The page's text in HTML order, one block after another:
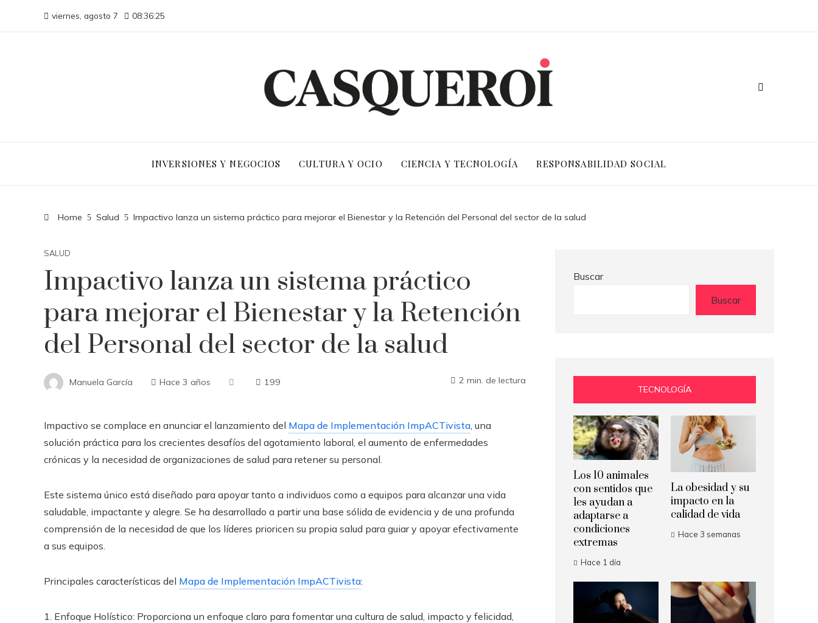
viernes, agosto 7 08:36:26
INVERSIONES Y NEGOCIOS CULTURA Y OCIO CIENCIA Y TECNOLOGÍA RESPONSABILIDAD SOCIAL
Home Salud Impactivo lanza un sistema práctico para mejorar el Bienestar y la Retención del Personal del sector de la salud
SALUD
Impactivo lanza un sistema práctico
para mejorar el Bienestar y la Retención
del Personal del sector de la salud
Manuela García Hace 3 años 199 2 min. de lectura
Impactivo se complace en anunciar el lanzamiento del Mapa de Implementación ImpACTivista, una
solución práctica para los crecientes desafíos del agotamiento laboral, el aumento de enfermedades
crónicas y la necesidad de organizaciones de salud para retener su personal.
Este sistema único está diseñado para apoyar tanto a individuos como a equipos para alcanzar una vida
saludable, impactante y alegre. Se ha desarrollado a partir una base sólida de evidencia y de una profunda
comprensión de la necesidad de que los líderes prioricen su propia salud para guiar y apoyar efectivamente
a sus equipos.
Principales características del Mapa de Implementación ImpACTivista:
1. Enfoque Holístico: Proporciona un enfoque claro para fomentar una cultura de salud, impacto y felicidad,
Buscar
Buscar
TECNOLOGÍA
Los 10 animales
con sentidos que
les ayudan a
adaptarse a
condiciones
extremas
Hace 1 día
La obesidad y su
impacto en la
calidad de vida
Hace 3 semanas